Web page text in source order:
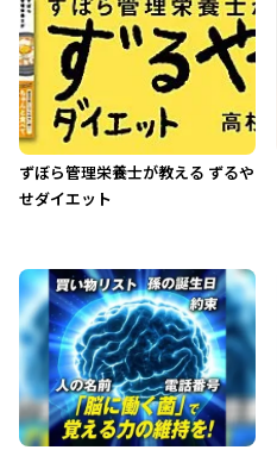
ずぼら管理栄養士が教える ずるや
せダイエット